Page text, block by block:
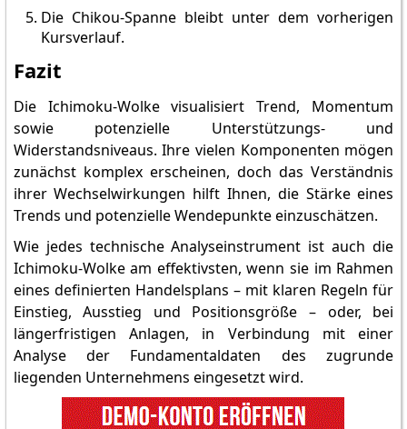
Die Chikou-Spanne bleibt unter dem vorherigen
Kursverlauf.
Fazit
Die Ichimoku-Wolke visualisiert Trend, Momentum
sowie potenzielle Unterstützungs- und
Widerstandsniveaus. Ihre vielen Komponenten mögen
zunächst komplex erscheinen, doch das Verständnis
ihrer Wechselwirkungen hilft Ihnen, die Stärke eines
Trends und potenzielle Wendepunkte einzuschätzen.
Wie jedes technische Analyseinstrument ist auch die
Ichimoku-Wolke am effektivsten, wenn sie im Rahmen
eines definierten Handelsplans – mit klaren Regeln für
Einstieg, Ausstieg und Positionsgröße – oder, bei
längerfristigen Anlagen, in Verbindung mit einer
Analyse der Fundamentaldaten des zugrunde
liegenden Unternehmens eingesetzt wird.